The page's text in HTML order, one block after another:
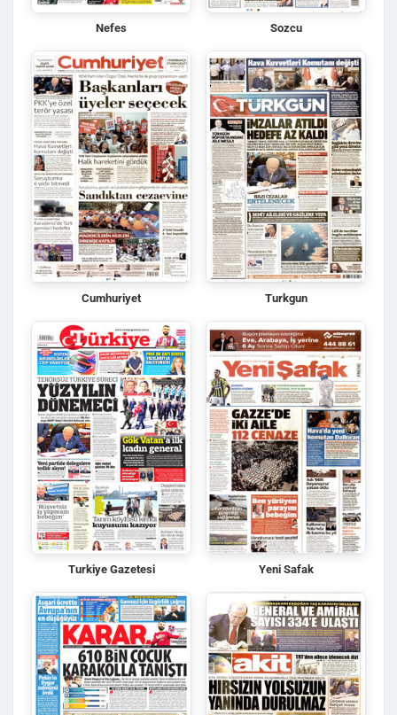
Nefes Sozcu
Cumhuriyet Turkgun
Turkiye Gazetesi Yeni Safak